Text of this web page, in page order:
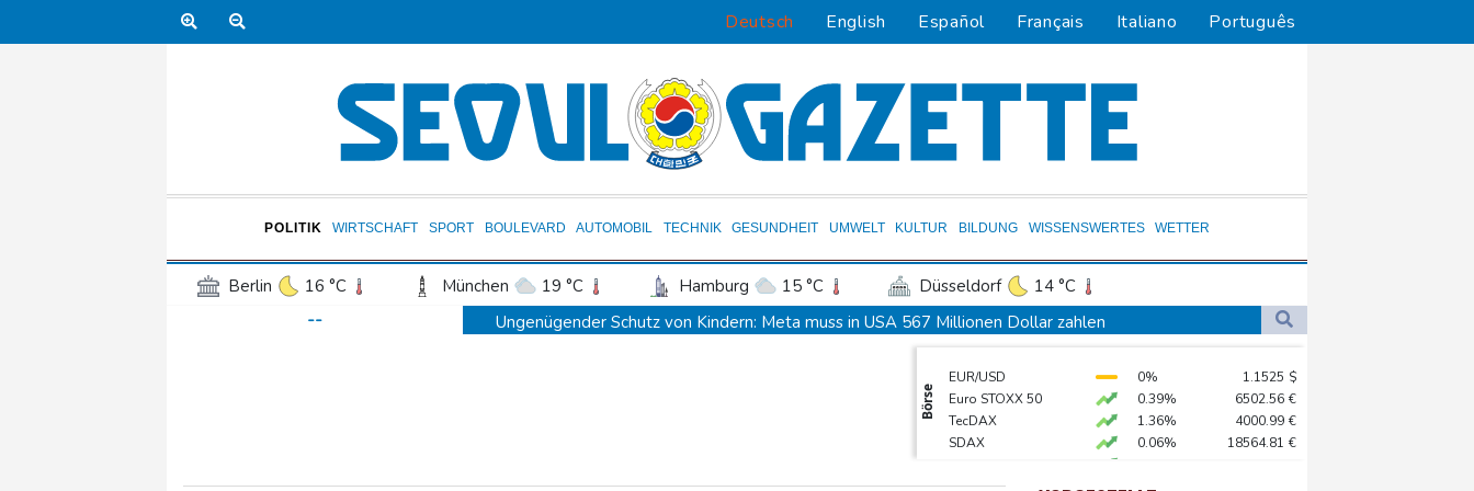
Deutsch English Español Français Italiano Português
POLITIK WIRTSCHAFT SPORT BOULEVARD AUTOMOBIL TECHNIK GESUNDHEIT UMWELT KULTUR BILDUNG WISSENSWERTES WETTER
Berlin 16 °C München 19 °C Hamburg 15 °C Düsseldorf
14 °C
Frankfurt am Main
Potsdam 17 °C Leipzig 16 °C Dortmund
12 °C
Bremen
Wien
--
Ungenügender Schutz von Kindern: Meta muss in USA 567 Millionen Dollar zahlen
USA wollen bei Visa-Anträgen offenbar Online-Aktivitäten noch stärker überprüfen
Röwekamp: Innenministerium muss zentral für Drohnenabwehr zuständig sein
Trump unternimmt neuen Vorstoß im Streit um US-Staatsbürgerschaft
Börse
EUR/USD 0% 1.1525 $
Euro STOXX 50
0.39% 6502.56 €
TecDAX
1.36% 4000.99 €
SDAX
0.06% 18564.81 €
DAX
0.05%